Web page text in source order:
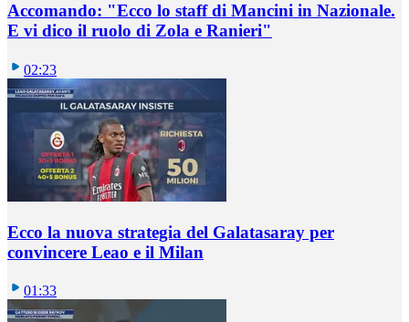
Accomando: "Ecco lo staff di Mancini in Nazionale.
E vi dico il ruolo di Zola e Ranieri"
02:23
Ecco la nuova strategia del Galatasaray per
convincere Leao e il Milan
01:33